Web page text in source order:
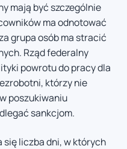
mają być szczególnie
ma odnotować
grupa osób ma stracić
Rząd federalny
powrotu do pracy dla
którzy nie
poszukiwaniu
sankcjom.
się liczba dni, w których